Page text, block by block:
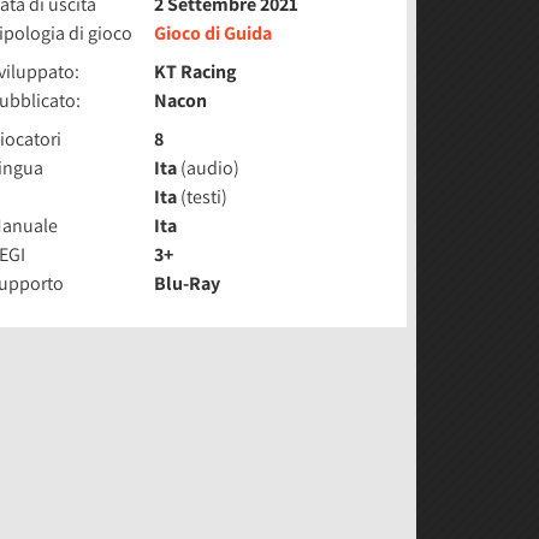
di gioco
Gioco di Guida
KT Racing
Nacon
8
Ita(audio)
Ita(testi)
Ita
3+
Blu-Ray